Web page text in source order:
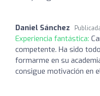
Daniel Sánchez
Experiencia fantástica:
competente. Ha sido
formarme en su
consigue motivación en